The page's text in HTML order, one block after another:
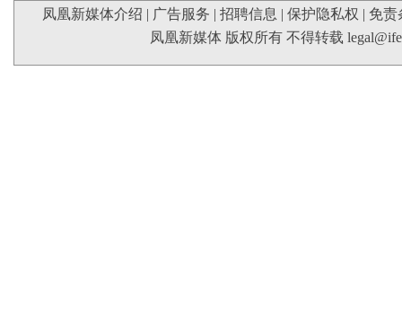
凤凰新媒体介绍 | 广告服务 | 招聘信息 | 保护隐私权 | 免责
凤凰新媒体 版权所有 不得转载